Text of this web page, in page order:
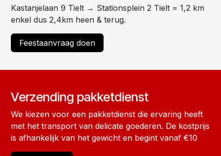
Kastanjelaan 9 Tielt → Stationsplein 2 Tielt = 1,2 km
enkel dus 2,4km heen & terug.
Feestaanvraag doen
Verzending pakketdienst
We kiezen voor een pakketdienst die ervaring heeft
met het transport van delicate goederen. De kostprijs
is afhankelijk van het gewicht en begint vanaf €10